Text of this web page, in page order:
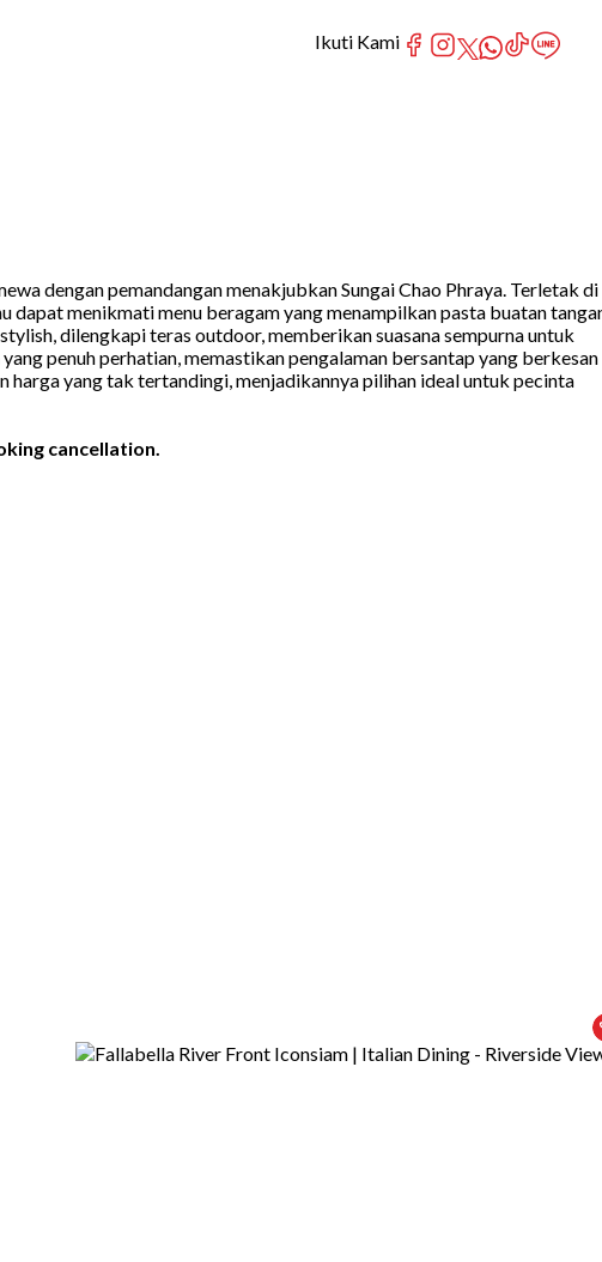
dengan pemandangan menakjubkan Sungai Chao Phraya. Terletak di
menikmati menu beragam yang menampilkan pasta buatan
dilengkapi teras outdoor, memberikan suasana sempurna untuk
penuh perhatian, memastikan pengalaman bersantap yang berkesan
yang tak tertandingi, menjadikannya pilihan ideal untuk pecinta
cancellation.
Ikuti Kami